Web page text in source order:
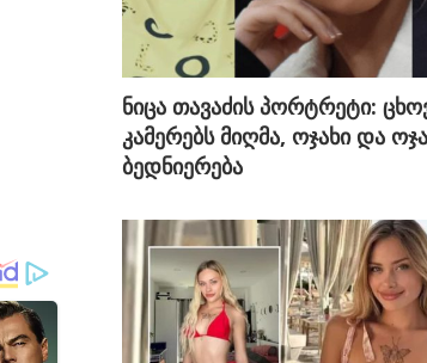
ნიცა თავაძის პორტრეტი:
კამერებს მიღმა, ოჯახი და
ბედნიერება